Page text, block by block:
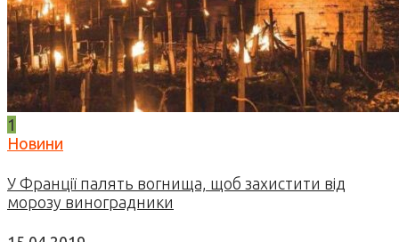
1
Новини
У Франції палять вогнища, щоб захистити від
морозу виноградники